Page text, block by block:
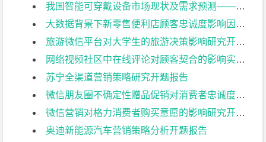
我国智能可穿戴设备市场现状及需求预测——以小米手环为例开题报告
大数据背景下新零售便利店顾客忠诚度影响因素实证分析–以天猫小店为例开题报告
旅游微信平台对大学生的旅游决策影响研究开题报告
网络视频社区中在线评论对顾客契合的影响实证研究开题报告
苏宁全渠道营销策略研究开题报告
微信朋友圈不确定性赠品促销对消费者忠诚度的影响分析开题报告
微信营销对格力消费者购买意愿的影响研究开题报告
奥迪新能源汽车营销策略分析开题报告